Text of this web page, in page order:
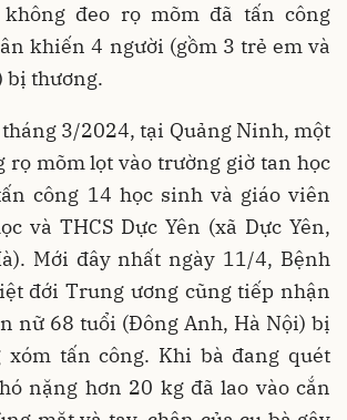
đeo rọ mõm đã tấn công
khiến 4 người (gồm 3 trẻ em và
bị thương.
3/2024, tại Quảng Ninh, một
rọ mõm lọt vào trường giờ tan học
công 14 học sinh và giáo viên
và THCS Dực Yên (xã Dực Yên,
Mới đây nhất ngày 11/4, Bệnh
đới Trung ương cũng tiếp nhận
nữ 68 tuổi (Đông Anh, Hà Nội) bị
xóm tấn công. Khi bà đang quét
nặng hơn 20 kg đã lao vào cắn